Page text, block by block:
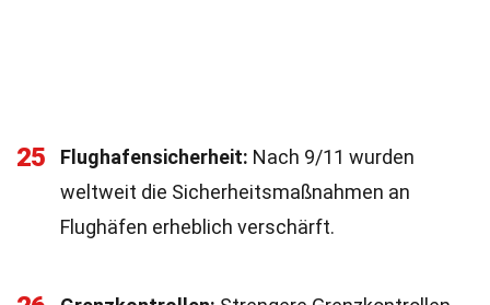
25 Flughafensicherheit: Nach 9/11 wurden
weltweit die Sicherheitsmaßnahmen an
Flughäfen erheblich verschärft.